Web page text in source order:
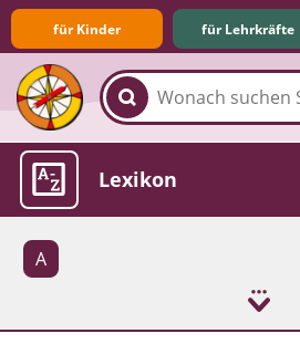
für Kinder für Lehrkräfte
Familie & Medien
Spieletipps &
Die Jüngsten im Netz
Lexikon
A